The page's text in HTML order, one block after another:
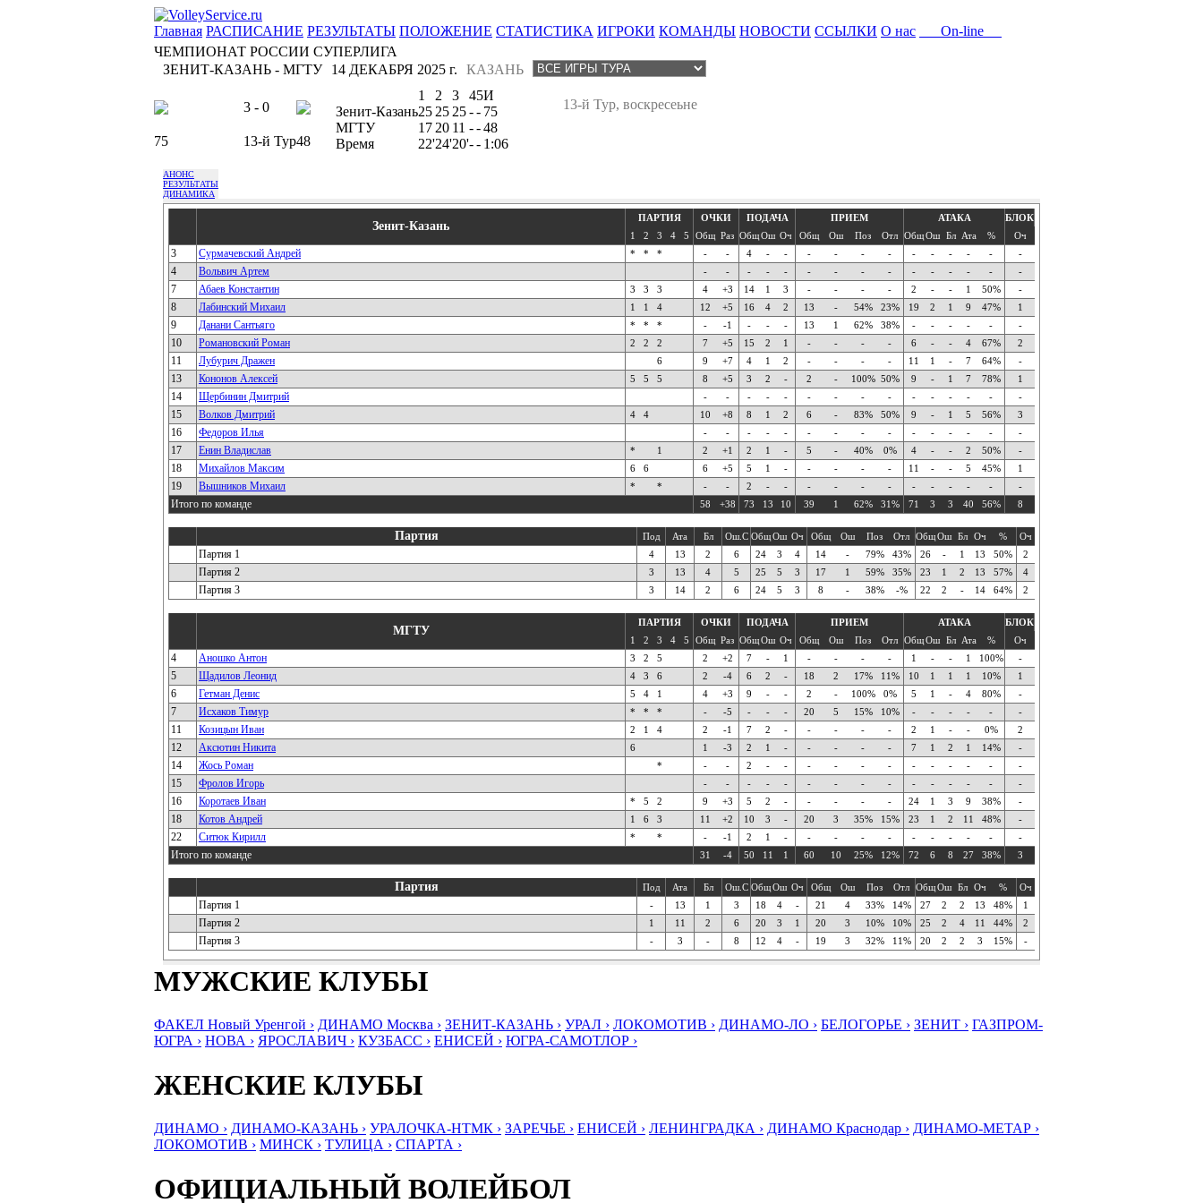
Главная РАСПИСАНИЕ РЕЗУЛЬТАТЫ ПОЛОЖЕНИЕ СТАТИСТИКА ИГРОКИ КОМАНДЫ НОВОСТИ ССЫЛКИ О нас
On-line
ЧЕМПИОНАТ РОССИИ СУПЕРЛИГА
ЗЕНИТ-КАЗАНЬ - МГТУ
КАЗАНЬ
14 ДЕКАБРЯ 2025 г.
3 - 0
75 13-й Тур48
13-й Тур, воскресеьне
1 2 3 45И
Зенит-Казань25 25 25-- 75
МГТУ
17 20 11 --48
Время
22'24'20'-- 1:06
АНОНС
РЕЗУЛЬТАТЫ
ДИНАМИКА
Зенит-Казань
ПАРТИЯ ОЧКИ ПОДАЧА ПРИЕМ АТАКА
БЛОК
1
2 3 4 5 Общ Раз ОбщОш Оч Общ Ош Поз Отл ОбщОш Бл Ата % Оч
3 Сурмачевский Андрей * * * - - 4 - - - - - - - - - - - -
4 Вольвич Артем - - - - - - - - - - - - - - -
7 Абаев Константин 3 3 3 4 +3 14 1 3 - - - - 2 - - 1 50% -
8 Лабинский Михаил 1 1 4 12 +5 16 4 2 13 - 54% 23% 19 2 1 9 47% 1
9 Данани Сантьяго * * * - -1 - - - 13 1 62% 38% - - - - - -
10 Романовский Роман 2 2 2 7 +5 15 2 1 - - - - 6 - - 4 67% 2
11 Лубурич Дражен 6 9 +7 4 1 2 - - - - 11 1 - 7 64% -
13 Кононов Алексей 5 5 5 8 +5 3 2 - 2 - 100% 50% 9 - 1 7 78% 1
14 Щербинин Дмитрий - - - - - - - - - - - - - - -
15 Волков Дмитрий 4 4 10 +8 8 1 2 6 - 83% 50% 9 - 1 5 56% 3
16 Федоров Илья - - - - - - - - - - - - - - -
17 Енин Владислав * 1 2 +1 2 1 - 5 - 40% 0% 4 - - 2 50% -
18 Михайлов Максим 6 6 6 +5 5 1 - - - - - 11 - - 5 45% 1
19 Вышников Михаил * * - - 2 - - - - - - - - - - - -
Итого по команде 58 +38 73 13 10 39 1 62% 31% 71 3 3 40 56% 8
Партия Под Ата Бл Ош.С ОбщОш Оч Общ Ош Поз Отл ОбщОш Бл Оч % Оч
Партия 1 4 13 2 6 24 3 4 14 - 79% 43% 26 - 1 13 50% 2
Партия 2 3 13 4 5 25 5 3 17 1 59% 35% 23 1 2 13 57% 4
Партия 3 3 14 2 6 24 5 3 8 - 38% -% 22 2 - 14 64% 2
МГТУ
ПАРТИЯ ОЧКИ ПОДАЧА ПРИЕМ АТАКА
БЛОК
1
2 3 4 5 Общ Раз ОбщОш Оч Общ Ош Поз Отл ОбщОш Бл Ата % Оч
4 Аношко Антон 3 2 5 2 +2 7 - 1 - - - - 1 - - 1 100% -
5 Щадилов Леонид 4 3 6 2 -4 6 2 - 18 2 17% 11% 10 1 1 1 10% 1
6 Гетман Денис 5 4 1 4 +3 9 - - 2 - 100% 0% 5 1 - 4 80% -
7 Исхаков Тимур * * * - -5 - - - 20 5 15% 10% - - - - - -
11 Козицын Иван 2 1 4 2 -1 7 2 - - - - - 2 1 - - 0% 2
12 Аксютин Никита 6 1 -3 2 1 - - - - - 7 1 2 1 14% -
14 Жось Роман * - - 2 - - - - - - - - - - - -
15 Фролов Игорь - - - - - - - - - - - - - - -
16 Коротаев Иван * 5 2 9 +3 5 2 - - - - - 24 1 3 9 38% -
18 Котов Андрей 1 6 3 11 +2 10 3 - 20 3 35% 15% 23 1 2 11 48% -
22 Ситюк Кирилл * * - -1 2 1 - - - - - - - - - - -
Итого по команде 31 -4 50 11 1 60 10 25% 12% 72 6 8 27 38% 3
Партия Под Ата Бл Ош.С ОбщОш Оч Общ Ош Поз Отл ОбщОш Бл Оч % Оч
Партия 1 - 13 1 3 18 4 - 21 4 33% 14% 27 2 2 13 48% 1
Партия 2 1 11 2 6 20 3 1 20 3 10% 10% 25 2 4 11 44% 2
Партия 3 - 3 - 8 12 4 - 19 3 32% 11% 20 2 2 3 15% -
МУЖСКИЕ КЛУБЫ
ФАКЕЛ Новый Уренгой › ДИНАМО Москва › ЗЕНИТ-КАЗАНЬ › УРАЛ › ЛОКОМОТИВ › ДИНАМО-ЛО › БЕЛОГОРЬЕ › ЗЕНИТ › ГАЗПРОМ-
ЮГРА › НОВА › ЯРОСЛАВИЧ › КУЗБАСС › ЕНИСЕЙ › ЮГРА-САМОТЛОР ›
ЖЕНСКИЕ КЛУБЫ
ДИНАМО › ДИНАМО-КАЗАНЬ › УРАЛОЧКА-НТМК › ЗАРЕЧЬЕ › ЕНИСЕЙ › ЛЕНИНГРАДКА › ДИНАМО Краснодар › ДИНАМО-МЕТАР ›
ЛОКОМОТИВ › МИНСК › ТУЛИЦА › СПАРТА ›
ОФИЦИАЛЬНЫЙ ВОЛЕЙБОЛ